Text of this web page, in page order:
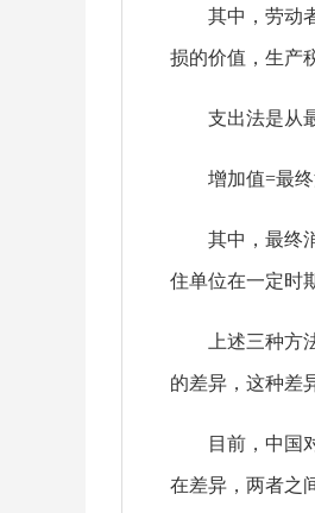
其中，劳动者
损的价值，生产
支出法是从最
增加值=最
其中，最终消
住单位在一定时
上述三种方法
的差异，这种差
目前，中国
在差异，两者之